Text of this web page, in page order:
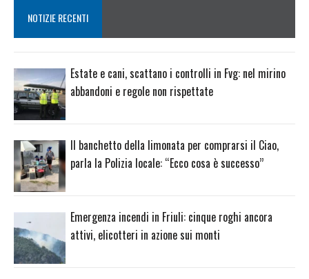
NOTIZIE RECENTI
Estate e cani, scattano i controlli in Fvg: nel mirino
abbandoni e regole non rispettate
Il banchetto della limonata per comprarsi il Ciao,
parla la Polizia locale: “Ecco cosa è successo”
Emergenza incendi in Friuli: cinque roghi ancora
attivi, elicotteri in azione sui monti